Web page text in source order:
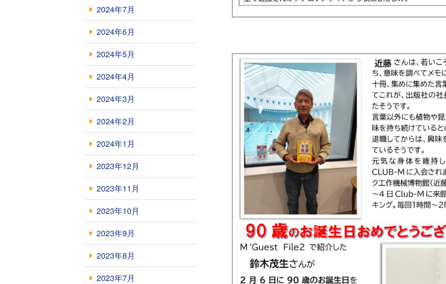
2024年7月
2024年6月
2024年5月
2024年4月
2024年3月
2024年2月
2024年1月
2023年12月
2023年11月
2023年10月
2023年9月
2023年8月
2023年7月